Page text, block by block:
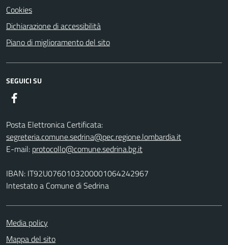
Cookies
Dichiarazione di accessibilità
Piano di miglioramento del sito
SEGUICI SU
Posta Elettronica Certificata:
segreteria.comune.sedrina@pec.regione.lombardia.it
E-mail: protocollo@comune.sedrina.bg.it
IBAN: IT92U0760103200001064242967
Intestato a Comune di Sedrina
Media policy
Mappa del sito